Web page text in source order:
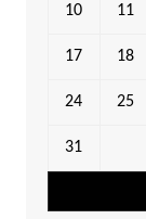
10 11
17 18
24 25
31